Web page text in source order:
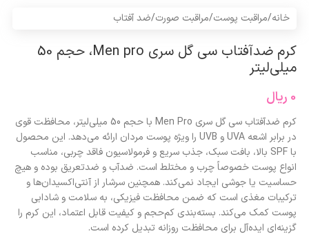
خانه/مراقبت پوست/مراقبت صورت/ضد آفتاب
کرم ضدآفتاب سی گل سری Men pro، حجم 50
میلی‌لیتر
0 ریال
کرم ضدآفتاب سی گل سری Men Pro با حجم 50 میلی‌لیتر، محافظت قوی
در برابر اشعه UVA و UVB را ویژه پوست مردان ارائه می‌دهد. این محصول
با SPF بالا، بافت سبک، جذب سریع و فرمولاسیون فاقد چربی، مناسب
انواع پوست خصوصاً چرب و مختلط است. ضدآب و ضدتعریق بوده و هیچ
حساسیت یا جوشی ایجاد نمی‌کند. همچنین سرشار از آنتی‌اکسیدان‌ها و
ترکیبات مغذی است که ضمن محافظت فیزیکی، به سلامت و شادابی
پوست کمک می‌کند. بسته‌بندی کم‌حجم و کیفیت قابل اعتماد، این کرم را
گزینه‌ای ایده‌آل برای محافظت روزانه تبدیل کرده است.